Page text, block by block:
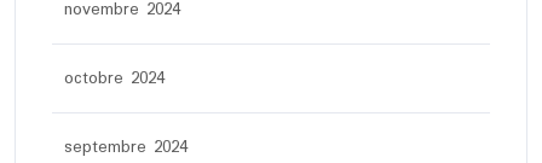
novembre 2024
octobre 2024
septembre 2024